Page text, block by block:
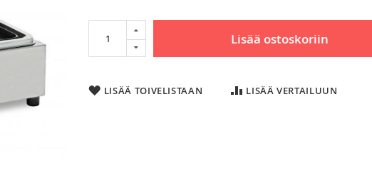
Lisää ostoskoriin
LISÄÄ TOIVELISTAAN LISÄÄ VERTAILUUN